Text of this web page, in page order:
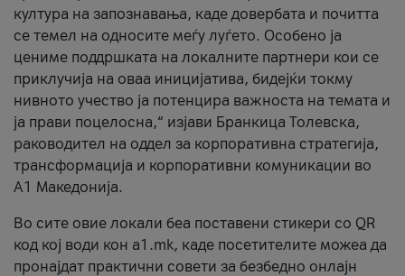
култура на запознавања, каде довербата и почитта
се темел на односите меѓу луѓето. Особено ја
цениме поддршката на локалните партнери кои се
приклучија на оваа иницијатива, бидејќи токму
нивното учество ја потенцира важноста на темата и
ја прави поцелосна,“ изјави Бранкица Толевска,
раководител на оддел за корпоративна стратегија,
трансформација и корпоративни комуникации во
А1 Македонија.
Во сите овие локали беа поставени стикери со QR
код кој води кон a1.mk, каде посетителите можеа да
пронајдат практични совети за безбедно онлајн